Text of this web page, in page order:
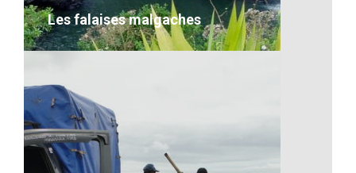
Les falaises malgaches